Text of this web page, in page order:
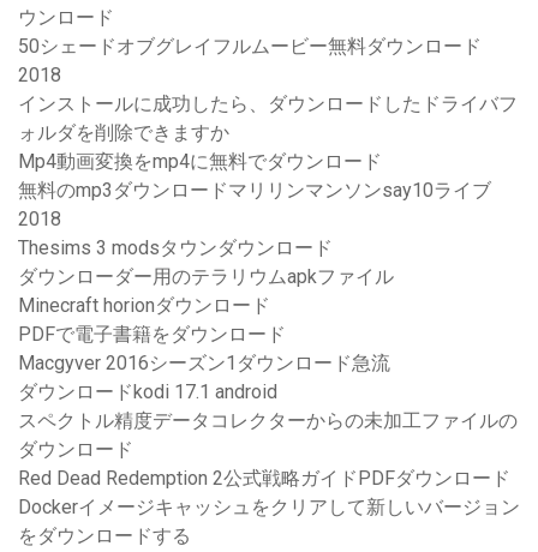
ウンロード
50シェードオブグレイフルムービー無料ダウンロード
2018
インストールに成功したら、ダウンロードしたドライバフ
ォルダを削除できますか
Mp4動画変換をmp4に無料でダウンロード
無料のmp3ダウンロードマリリンマンソンsay10ライブ
2018
Thesims 3 modsタウンダウンロード
ダウンローダー用のテラリウムapkファイル
Minecraft horionダウンロード
PDFで電子書籍をダウンロード
Macgyver 2016シーズン1ダウンロード急流
ダウンロードkodi 17.1 android
スペクトル精度データコレクターからの未加工ファイルの
ダウンロード
Red Dead Redemption 2公式戦略ガイドPDFダウンロード
Dockerイメージキャッシュをクリアして新しいバージョン
をダウンロードする